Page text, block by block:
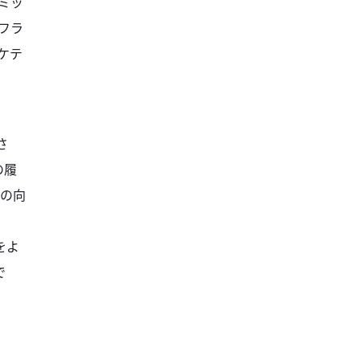
ラ
テ
向
よ